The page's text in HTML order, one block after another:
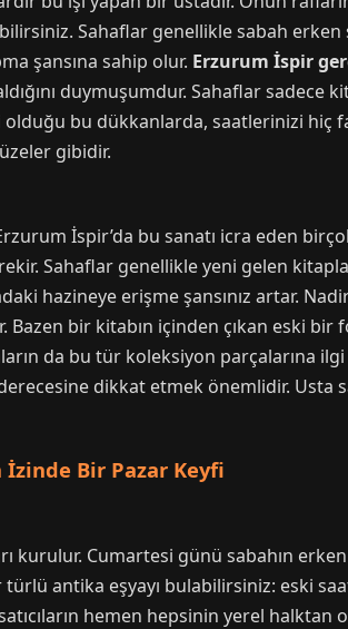
Sahaflar genellikle sabah erken
şansına sahip olur. Erzurum İspir
duymuşumdur. Sahaflar sadece
bu dükkanlarda, saatlerinizi hiç
gibidir.
İspir’da bu sanatı icra eden
Sahaflar genellikle yeni gelen
hazineye erişme şansınız artar. Nadir
Bazen bir kitabın içinden çıkan eski
da bu tür koleksiyon parçalarına
dikkat etmek önemlidir. Usta
İzinde Bir Pazar Keyfi
kurulur. Cumartesi günü sabahın
antika eşyayı bulabilirsiniz: eski
hemen hepsinin yerel halktan